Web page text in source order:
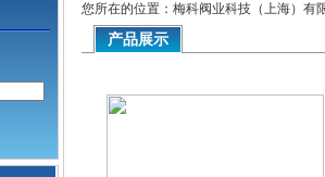
您所在的位置：梅科阀业科技（上海）有
产品展示